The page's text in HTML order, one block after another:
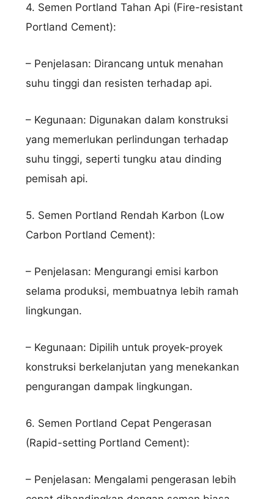
4. Semen Portland Tahan Api (Fire-resistant
Portland Cement):
– Penjelasan: Dirancang untuk menahan
suhu tinggi dan resisten terhadap api.
– Kegunaan: Digunakan dalam konstruksi
yang memerlukan perlindungan terhadap
suhu tinggi, seperti tungku atau dinding
pemisah api.
5. Semen Portland Rendah Karbon (Low
Carbon Portland Cement):
– Penjelasan: Mengurangi emisi karbon
selama produksi, membuatnya lebih ramah
lingkungan.
– Kegunaan: Dipilih untuk proyek-proyek
konstruksi berkelanjutan yang menekankan
pengurangan dampak lingkungan.
6. Semen Portland Cepat Pengerasan
(Rapid-setting Portland Cement):
– Penjelasan: Mengalami pengerasan lebih
Nama Lengkap